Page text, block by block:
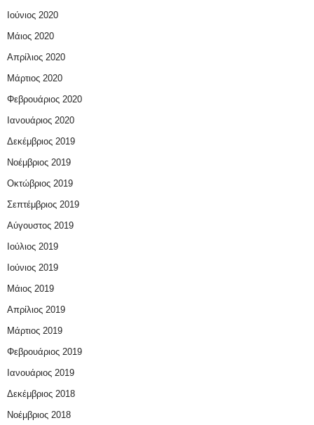
Ιούνιος 2020
Μάιος 2020
Απρίλιος 2020
Μάρτιος 2020
Φεβρουάριος 2020
Ιανουάριος 2020
Δεκέμβριος 2019
Νοέμβριος 2019
Οκτώβριος 2019
Σεπτέμβριος 2019
Αύγουστος 2019
Ιούλιος 2019
Ιούνιος 2019
Μάιος 2019
Απρίλιος 2019
Μάρτιος 2019
Φεβρουάριος 2019
Ιανουάριος 2019
Δεκέμβριος 2018
Νοέμβριος 2018